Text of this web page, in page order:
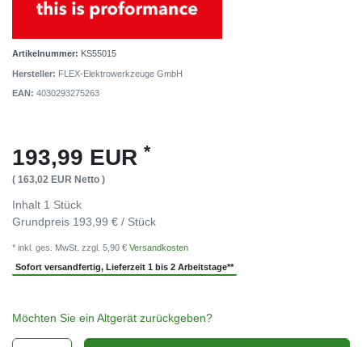
Artikelnummer: KS55015
Hersteller: FLEX-Elektrowerkzeuge GmbH
EAN: 4030293275263
193,99 EUR *
( 163,02 EUR Netto )
Inhalt 1 Stück
Grundpreis 193,99 € / Stück
* inkl. ges. MwSt. zzgl. 5,90 € Versandkosten
Sofort versandfertig, Lieferzeit 1 bis 2 Arbeitstage**
Möchten Sie ein Altgerät zurückgeben?